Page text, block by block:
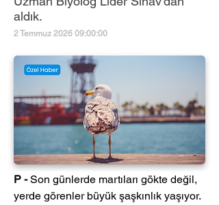
aldık.
2 Temmuz 2026 09:00:00
P - Son günlerde martıları gökte değil,
yerde görenler büyük şaşkınlık yaşıyor.